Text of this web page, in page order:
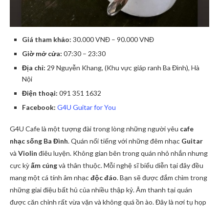
Giá tham khảo: 30.000 VNĐ – 90.000 VNĐ
Giờ mở cửa: 07:30 – 23:30
Địa chỉ: 29 Nguyễn Khang, (Khu vực giáp ranh Ba Đình), Hà
Nội
Điện thoại: 091 351 1632
Facebook: G4U Guitar for You
G4U Cafe là một tượng đài trong lòng những người yêu cafe
nhạc sống Ba Đình. Quán nổi tiếng với những đêm nhạc Guitar
và Violin điêu luyện. Không gian bên trong quán nhỏ nhắn nhưng
cực kỳấm cúngvà thân thuộc. Mỗi nghệ sĩ biểu diễn tại đây đều
mang một cá tính âm nhạcđộc đáo. Bạn sẽ được đắm chìm trong
những giai điệu bất hủ của nhiều thập kỷ. Âm thanh tại quán
được căn chỉnh rất vừa vặn và không quá ồn ào. Đây là nơi tụ họp